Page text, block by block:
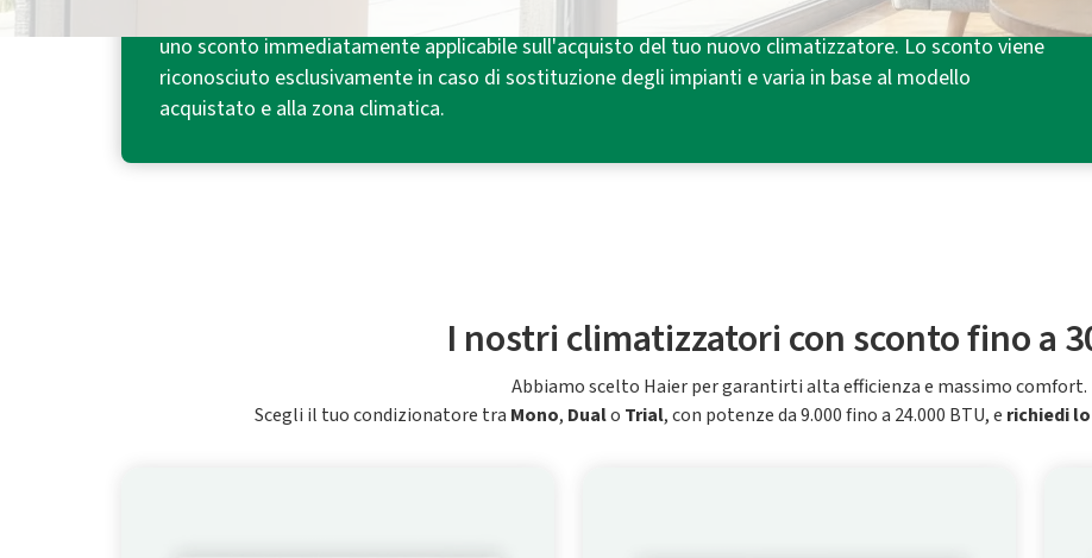
Con l'incentivo riconosciuto dal Conto Termico 3.0⁴, previsto dal DM 16/02/2016, puoi beneficiare di
uno sconto immediatamente applicabile sull'acquisto del tuo nuovo climatizzatore. Lo sconto viene
riconosciuto esclusivamente in caso di sostituzione degli impianti e varia in base al modello
acquistato e alla zona climatica.
I nostri climatizzatori con sconto fino a
Abbiamo scelto Haier per garantirti alta efficienza e massimo comfort.
Scegli il tuo condizionatore tra Mono, Dualo Trial, con potenze da 9.000 fino a 24.000 BTU, e richiedi